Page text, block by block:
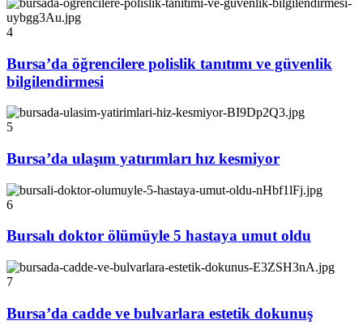
4
Bursa’da öğrencilere polislik tanıtımı ve güvenlik
bilgilendirmesi
5
Bursa’da ulaşım yatırımları hız kesmiyor
6
Bursalı doktor ölümüyle 5 hastaya umut oldu
7
Bursa’da cadde ve bulvarlara estetik dokunuş